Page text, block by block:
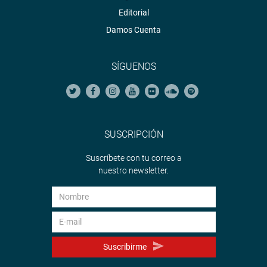
promueve el uso de la inteligencia artificial en los
padrón de beneficiarios de los programas sociales
-Dictamen recaído en el PL 10912/2024-CR, Ley que
OFICINA DE COMUNICACIONES E IMAGEN
Editorial
Damos Cuenta
SÍGUENOS
SUSCRIPCIÓN
Suscríbete con tu correo a
nuestro newsletter.
Suscribirme